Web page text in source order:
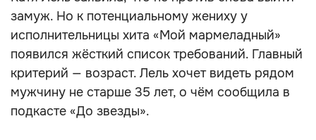
замуж. Но к потенциальному жениху у
исполнительницы хита «Мой мармеладный»
появился жёсткий список требований. Главный
критерий — возраст. Лель хочет видеть рядом
мужчину не старше 35 лет, о чём сообщила в
подкасте «До звезды».